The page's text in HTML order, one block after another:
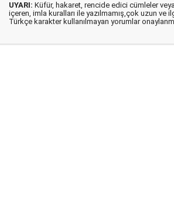
UYARI: Küfür, hakaret, rencide edici cümleler
içeren, imla kuralları ile yazılmamış,çok uzun ve
Türkçe karakter kullanılmayan yorumlar